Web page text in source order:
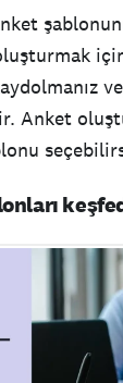
Anket